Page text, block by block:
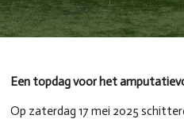
Een topdag voor het
Op zaterdag 17 mei 2025